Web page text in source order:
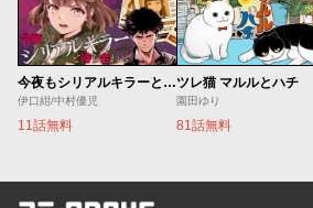
今夜もシリアルキラーと待ち合わせ
伊口紺/中村優児
11話無料
ツレ猫 マルルとハチ
園田ゆり
81話無料